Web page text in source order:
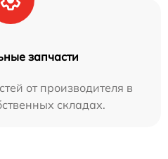
запчасти
от производителя в
складах.